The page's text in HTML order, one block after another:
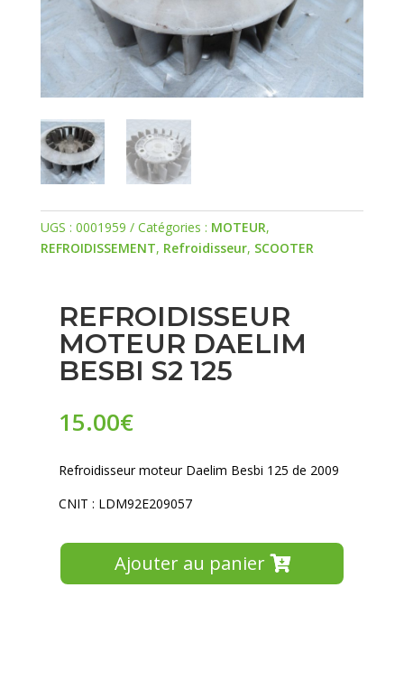
UGS : 0001959 Catégories : MOTEUR,
REFROIDISSEMENT, Refroidisseur, SCOOTER
REFROIDISSEUR
MOTEUR DAELIM
BESBI S2 125
15.00€
Refroidisseur moteur Daelim Besbi 125 de 2009
CNIT : LDM92E209057
Ajouter au panier